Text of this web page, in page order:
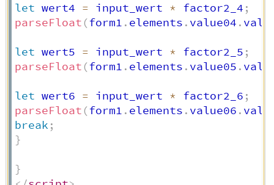
let wert4 = input_wert * factor2_4 ;
parseFloat (form1 . elements . value04 .
let wert5 = input_wert * factor2_5 ;
parseFloat (form1 . elements . value05 .
let wert6 = input_wert * factor2_6 ;
parseFloat (form1 . elements . value06 .
break ;
}
}